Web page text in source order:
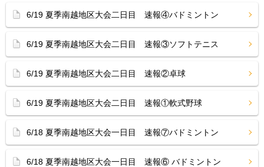
6/19 夏季南越地区大会二日目 速報④バドミントン
6/19 夏季南越地区大会二日目 速報③ソフトテニス
6/19 夏季南越地区大会二日目 速報②卓球
6/19 夏季南越地区大会二日目 速報①軟式野球
6/18 夏季南越地区大会一日目 速報⑦バドミントン
6/18 夏季南越地区大会一日目 速報⑥ バドミントン